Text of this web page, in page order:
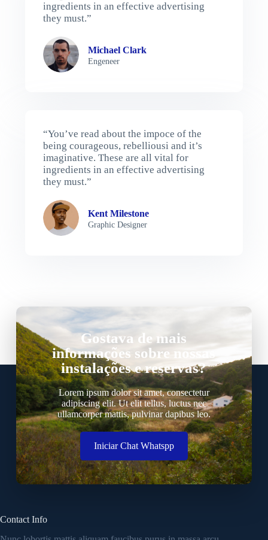
ingredients in an effective advertising
they must.”
Michael Clark
Engeneer
“You’ve read about the impoce of the
being courageous, rebelliousi and it’s
imaginative. These are all vital for
ingredients in an effective advertising
they must.”
Kent Milestone
Graphic Designer
Gostava de mais
informações sobre nossas
instalações e reservas?
Lorem ipsum dolor sit amet, consectetur
adipiscing elit. Ut elit tellus, luctus nec
ullamcorper mattis, pulvinar dapibus leo.
Iniciar Chat Whatspp
Contact Info